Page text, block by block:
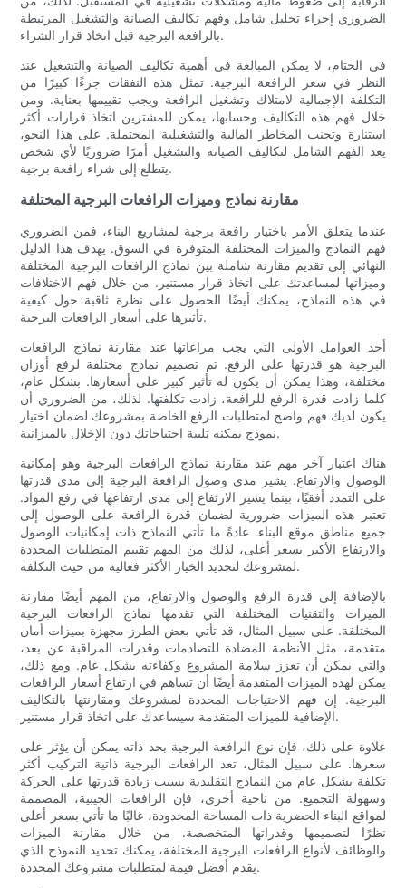
الضروري إجراء تحليل شامل وفهم تكاليف الصيانة والتشغيل المرتبطة
بالرافعة البرجية قبل اتخاذ قرار الشراء.
في الختام، لا يمكن المبالغة في أهمية تكاليف الصيانة والتشغيل عند
النظر في سعر الرافعة البرجية. تمثل هذه النفقات جزءًا كبيرًا من
التكلفة الإجمالية لامتلاك وتشغيل الرافعة ويجب تقييمها بعناية. ومن
خلال فهم هذه التكاليف وحسابها، يمكن للمشترين اتخاذ قرارات أكثر
استنارة وتجنب المخاطر المالية والتشغيلية المحتملة. على هذا النحو،
يعد الفهم الشامل لتكاليف الصيانة والتشغيل أمرًا ضروريًا لأي شخص
يتطلع إلى شراء رافعة برجية.
مقارنة نماذج وميزات الرافعات البرجية المختلفة
عندما يتعلق الأمر باختيار رافعة برجية لمشاريع البناء، فمن الضروري
فهم النماذج والميزات المختلفة المتوفرة في السوق. يهدف هذا الدليل
النهائي إلى تقديم مقارنة شاملة بين نماذج الرافعات البرجية المختلفة
وميزاتها لمساعدتك على اتخاذ قرار مستنير. من خلال فهم الاختلافات
في هذه النماذج، يمكنك أيضًا الحصول على نظرة ثاقبة حول كيفية
تأثيرها على أسعار الرافعات البرجية.
أحد العوامل الأولى التي يجب مراعاتها عند مقارنة نماذج الرافعات
البرجية هو قدرتها على الرفع. تم تصميم نماذج مختلفة لرفع أوزان
مختلفة، وهذا يمكن أن يكون له تأثير كبير على أسعارها. بشكل عام،
كلما زادت قدرة الرفع للرافعة، زادت تكلفتها. لذلك، من الضروري أن
يكون لديك فهم واضح لمتطلبات الرفع الخاصة بمشروعك لضمان اختيار
نموذج يمكنه تلبية احتياجاتك دون الإخلال بالميزانية.
هناك اعتبار آخر مهم عند مقارنة نماذج الرافعات البرجية وهو إمكانية
الوصول والارتفاع. يشير مدى وصول الرافعة البرجية إلى مدى قدرتها
على التمدد أفقيًا، بينما يشير الارتفاع إلى مدى ارتفاعها في رفع المواد.
تعتبر هذه الميزات ضرورية لضمان قدرة الرافعة على الوصول إلى
جميع مناطق موقع البناء. عادةً ما تأتي النماذج ذات إمكانيات الوصول
والارتفاع الأكبر بسعر أعلى، لذلك من المهم تقييم المتطلبات المحددة
لمشروعك لتحديد الخيار الأكثر فعالية من حيث التكلفة.
بالإضافة إلى قدرة الرفع والوصول والارتفاع، من المهم أيضًا مقارنة
الميزات والتقنيات المختلفة التي تقدمها نماذج الرافعات البرجية
المختلفة. على سبيل المثال، قد تأتي بعض الطرز مجهزة بميزات أمان
متقدمة، مثل الأنظمة المضادة للتصادمات وقدرات المراقبة عن بعد،
والتي يمكن أن تعزز سلامة المشروع وكفاءته بشكل عام. ومع ذلك،
يمكن لهذه الميزات المتقدمة أيضًا أن تساهم في ارتفاع أسعار الرافعات
البرجية. إن فهم الاحتياجات المحددة لمشروعك ومقارنتها بالتكاليف
الإضافية للميزات المتقدمة سيساعدك على اتخاذ قرار مستنير.
علاوة على ذلك، فإن نوع الرافعة البرجية بحد ذاته يمكن أن يؤثر على
سعرها. على سبيل المثال، تعد الرافعات البرجية ذاتية التركيب أكثر
تكلفة بشكل عام من النماذج التقليدية بسبب زيادة قدرتها على الحركة
وسهولة التجميع. من ناحية أخرى، فإن الرافعات الجيبية، المصممة
لمواقع البناء الحضرية ذات المساحة المحدودة، غالبًا ما تأتي بسعر أعلى
نظرًا لتصميمها وقدراتها المتخصصة. من خلال مقارنة الميزات
والوظائف لأنواع الرافعات البرجية المختلفة، يمكنك تحديد النموذج الذي
يقدم أفضل قيمة لمتطلبات مشروعك المحددة.